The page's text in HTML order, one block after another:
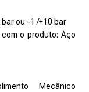
ou -1 /+10 bar
o produto: Aço
Mecânico